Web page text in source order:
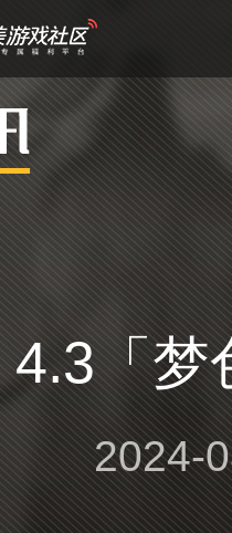
4.3「梦
2024-